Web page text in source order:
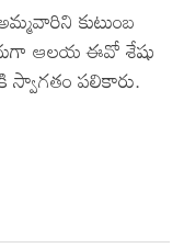
కుటుంబ
ఆలయ ఈవో శేషు
స్వాగతం పలికారు.